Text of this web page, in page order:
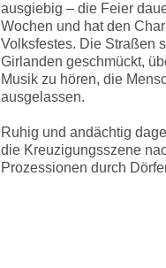
ausgiebig – die Feier
Wochen und hat den
Volksfestes. Die Straßen
Girlanden geschmückt,
Musik zu hören, die
ausgelassen.
Ruhig und andächtig
die Kreuzigungsszene
Prozessionen durch